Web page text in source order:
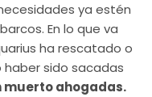
ya estén
En lo que va
ha rescatado o
haber sido sacadas
ahogadas.